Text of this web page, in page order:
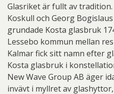
Glasriket är fullt av
Koskull och Georg
grundade Kosta glasbruk
Lessebo kommun mellan
Kalmar fick sitt namn efter
Kosta glasbruk i
New Wave Group AB äger
invävt i myllret av